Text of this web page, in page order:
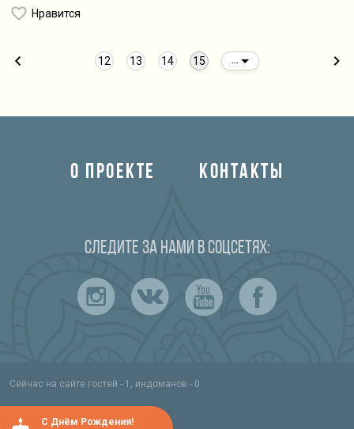
Нравится
12 13 14 15
О ПРОЕКТЕ КОНТАКТЫ
Следите за нами в соцсетях:
Сейчас на сайте гостей - 1, индоманов - 0
C Днём Рождения!